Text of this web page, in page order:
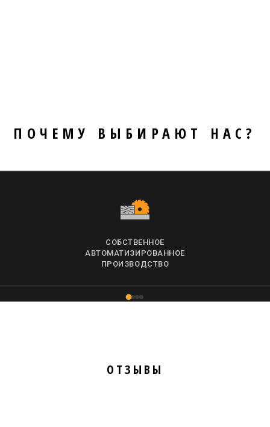
ПОЧЕМУ ВЫБИРАЮТ НАС?
СОБСТВЕННОЕ
АВТОМАТИЗИРОВАННОЕ
ПРОИЗВОДСТВО
ОТЗЫВЫ